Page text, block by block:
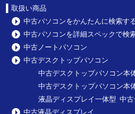
取扱い商品
中古パソコンをかんたんに検索す
中古パソコンを詳細スペックで検
中古ノートパソコン
中古デスクトップパソコン
中古デスクトップパソコン本
中古デスクトップパソコン本
液晶ディスプレイ一体型 中
中古液晶ディスプレイ